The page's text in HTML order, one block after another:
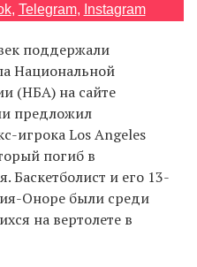
, Telegram, Instagram
поддержали
Национальной
(НБА) на сайте
предложил
игрока Los Angeles
погиб в
Баскетболист и его 13-
Оноре были среди
на вертолете в